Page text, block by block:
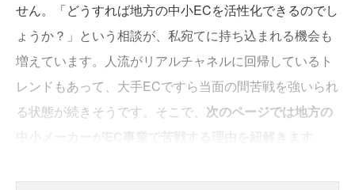
せん。「どうすれば地方の中小ECを活性化できるのでし
ょうか？」という相談が、私宛てに持ち込まれる機会も
増えています。人流がリアルチャネルに回帰しているト
レンドもあって、大手ECですら当面の間苦戦を強いられ
る状態が続きそうです。そこで、 次のページでは地方の